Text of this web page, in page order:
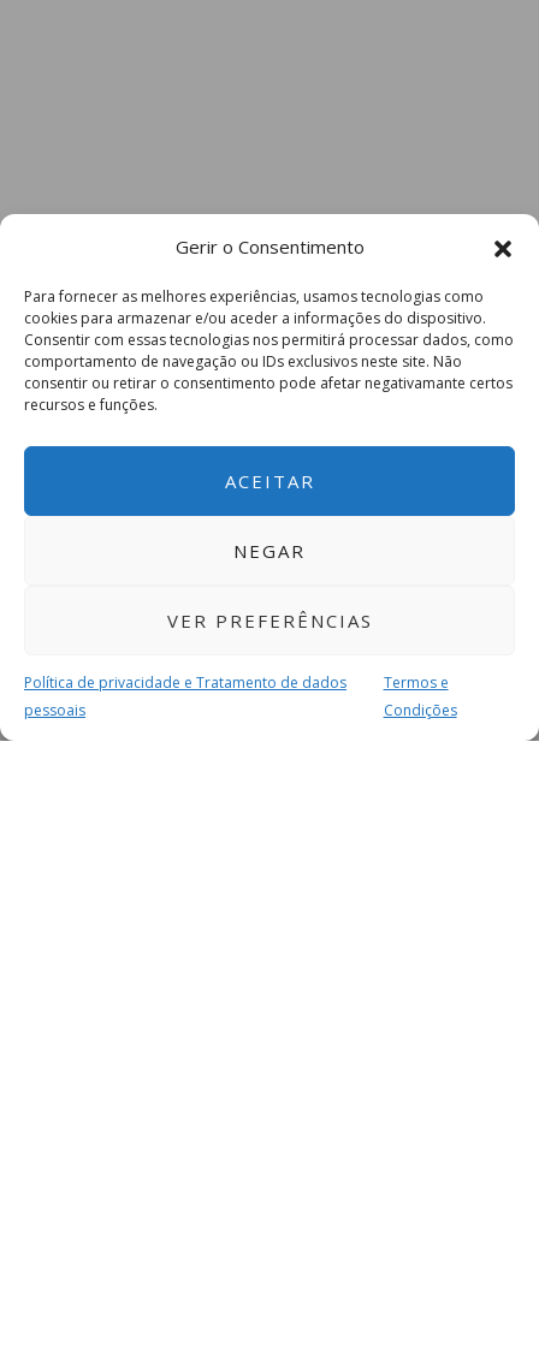
Gerir o Consentimento
Para fornecer as melhores experiências, usamos tecnologias como
cookies para armazenar e/ou aceder a informações do dispositivo.
Consentir com essas tecnologias nos permitirá processar dados, como
comportamento de navegação ou IDs exclusivos neste site. Não
consentir ou retirar o consentimento pode afetar negativamante certos
recursos e funções.
ACEITAR
NEGAR
VER PREFERÊNCIAS
Política de privacidade e Tratamento de dados
pessoais
Termos e
Condições